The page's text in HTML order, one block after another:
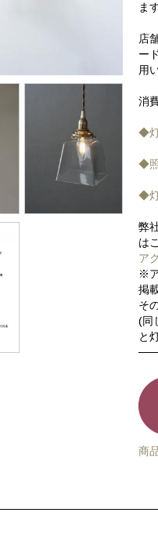
ま
店
ー
用
消
◆
◆
◆
弊
は
ア
※
掲
そ
(同
と
商